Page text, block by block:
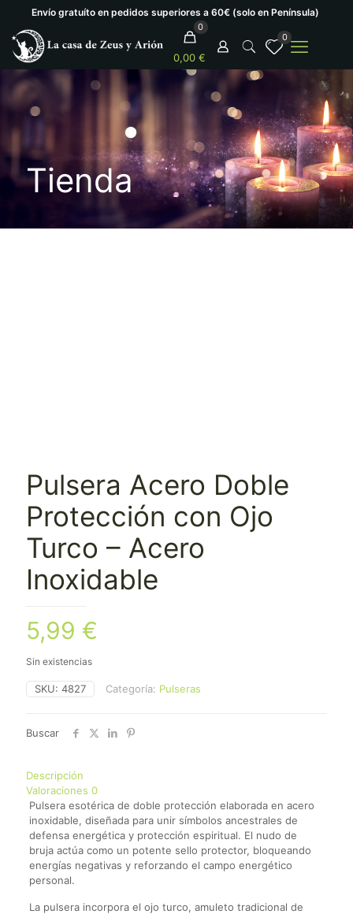
Envío gratuíto en pedidos superiores a 60€ (solo en Península)
0
0,00 €
0
Tienda
Pulsera Acero Doble
Protección con Ojo
Turco – Acero
Inoxidable
5,99 €
Sin existencias
SKU: 4827 Categoría: Pulseras
Buscar
Descripción
Valoraciones 0
Pulsera esotérica de doble protección elaborada en acero
inoxidable, diseñada para unir símbolos ancestrales de
defensa energética y protección espiritual. El nudo de
bruja actúa como un potente sello protector, bloqueando
energías negativas y reforzando el campo energético
personal.
La pulsera incorpora el ojo turco, amuleto tradicional de